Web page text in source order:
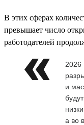
В этих сферах
превышает число
работодателей
2026
и
а во